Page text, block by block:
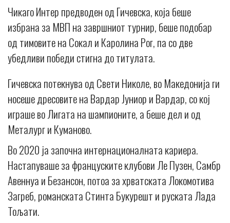
Чикаго Интер предводен од Гичевска, која беше
избрана за МВП на завршниот турнир, беше подобар
од тимовите на Сокал и Каролина Рог, па со две
убедливи победи стигна до титулата.
Гичевска потекнува од Свети Николе, во Македонија ги
носеше дресовите на Вардар Јуниор и Вардар, со кој
играше во Лигата на шампионите, а беше дел и од
Металург и Куманово.
Во 2020 ја започна интернационалната кариера.
Настапуваше за француските клубови Ле Пузен, Самбр
Авеннуа и Безансон, потоа за хрватската Локомотива
Загреб, романската Стинта Букурешт и руската Лада
Тољати.